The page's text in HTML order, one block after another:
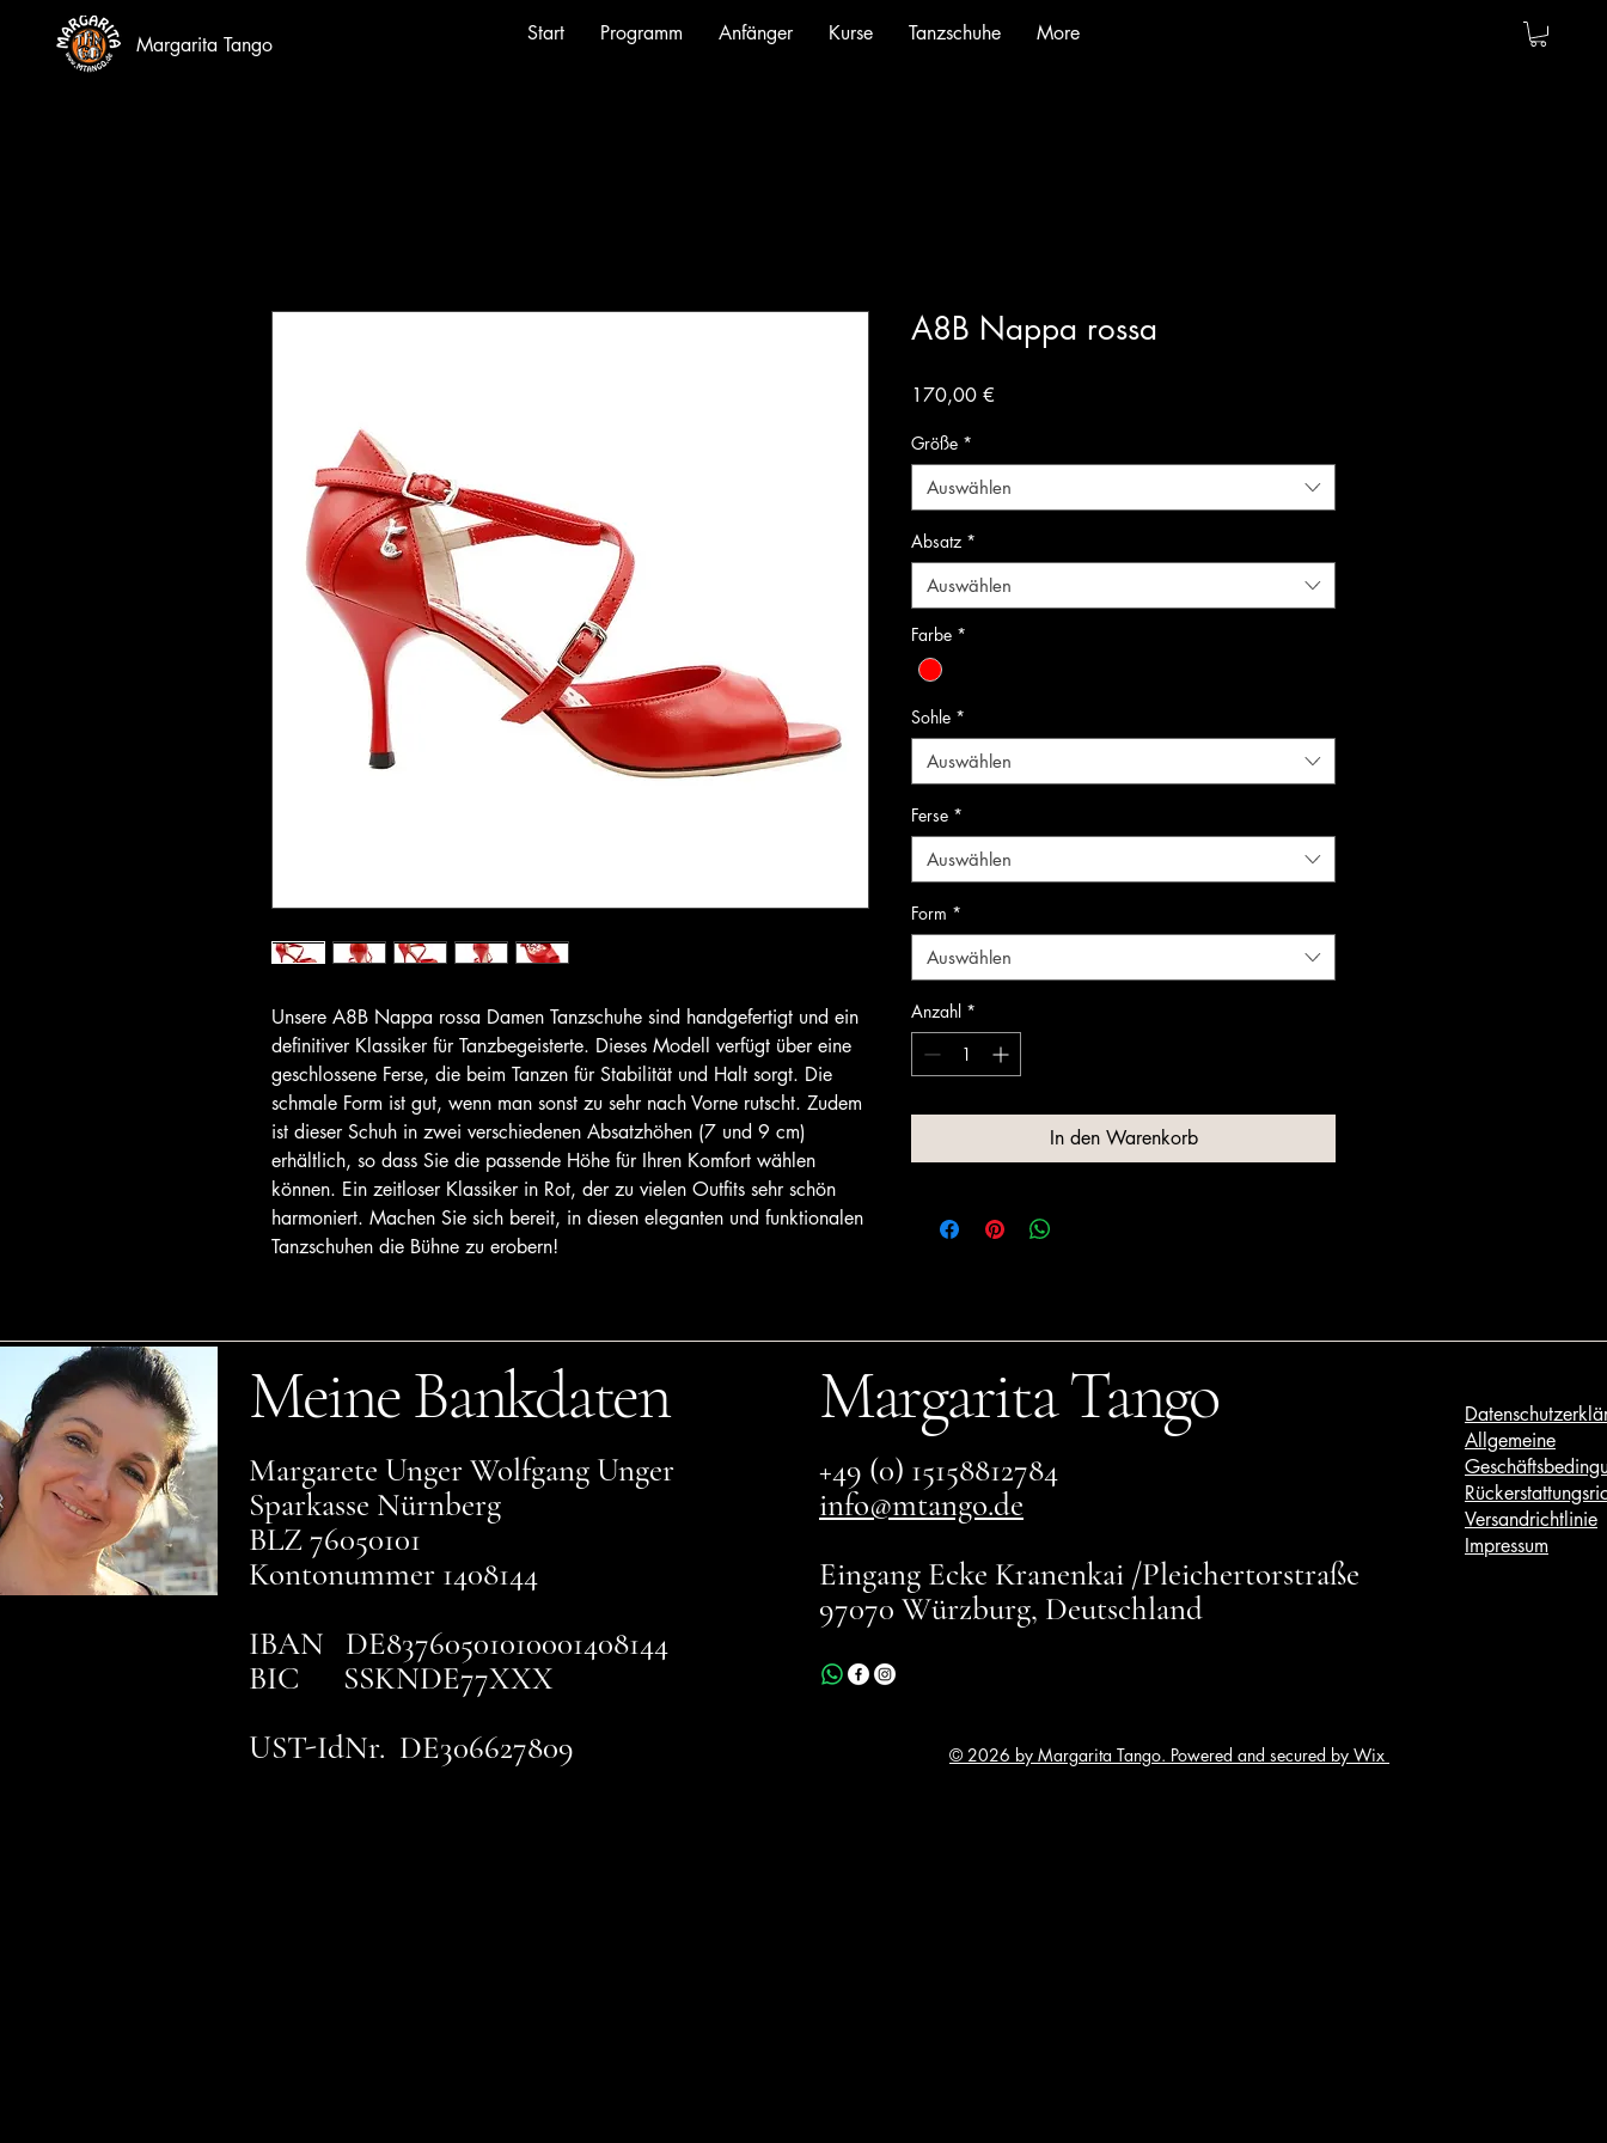
Margarita Tango Start Programm Anfänger Kurse Tanzschuhe More
Unsere A8B Nappa rossa Damen Tanzschuhe sind handgefertigt und ein
definitiver Klassiker für Tanzbegeisterte. Dieses Modell verfügt über eine
geschlossene Ferse, die beim Tanzen für Stabilität und Halt sorgt. Die
schmale Form ist gut, wenn man sonst zu sehr nach Vorne rutscht. Zudem
ist dieser Schuh in zwei verschiedenen Absatzhöhen (7 und 9 cm)
erhältlich, so dass Sie die passende Höhe für Ihren Komfort wählen
können. Ein zeitloser Klassiker in Rot, der zu vielen Outfits sehr schön
harmoniert. Machen Sie sich bereit, in diesen eleganten und funktionalen
Tanzschuhen die Bühne zu erobern!
A8B Nappa rossa
170,00 €
Größe *
Auswählen
Absatz *
Auswählen
Farbe *
Sohle *
Auswählen
Ferse *
Auswählen
Form *
Auswählen
Anzahl *
In den Warenkorb
Meine Bankdaten
Margarete Unger Wolfgang Unger
Sparkasse Nürnberg
BLZ 76050101
Kontonummer 1408144
IBAN DE83760501010001408144
BIC SSKNDE77XXX
UST-IdNr. DE306627809
Margarita Tango
+49 (0) 15158812784
info@mtango.de
Eingang Ecke Kranenkai /Pleichertorstraße
97070 Würzburg, Deutschland
Allgemeine
Versandrichtlinie
Impressum
© 2026 by Margarita Tango. Powered and secured by Wix